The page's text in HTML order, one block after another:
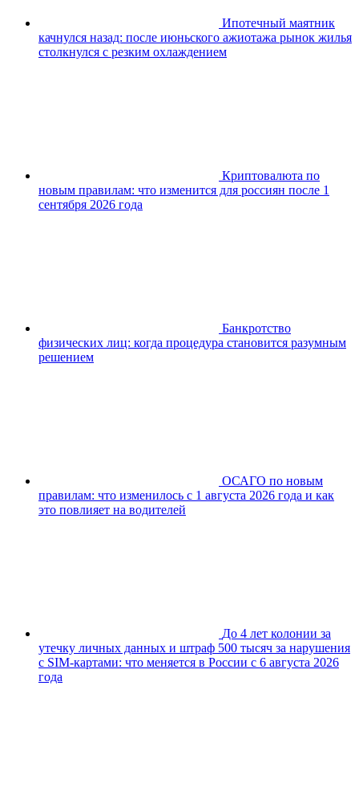
Ипотечный маятник
качнулся назад: после июньского ажиотажа рынок жилья
столкнулся с резким охлаждением
Криптовалюта по
новым правилам: что изменится для россиян после 1
сентября 2026 года
Банкротство
физических лиц: когда процедура становится разумным
решением
ОСАГО по новым
правилам: что изменилось с 1 августа 2026 года и как
это повлияет на водителей
До 4 лет колонии за
утечку личных данных и штраф 500 тысяч за нарушения
с SIM-картами: что меняется в России с 6 августа 2026
года